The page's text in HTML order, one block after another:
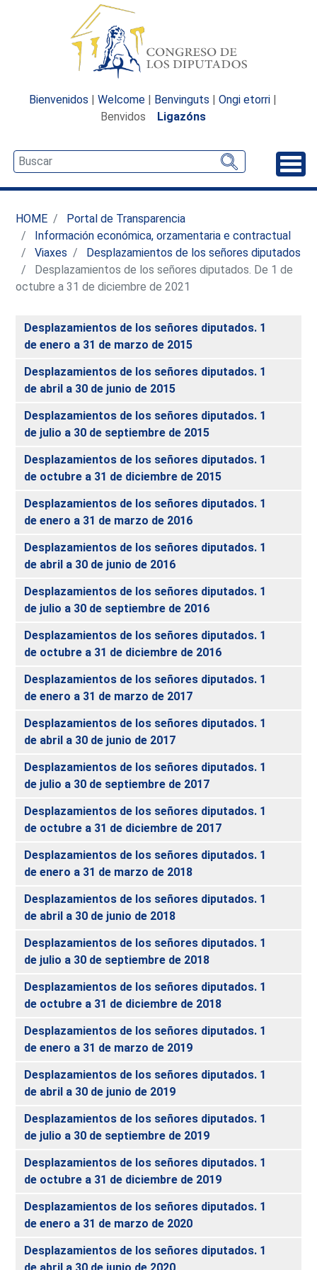
Bienvenidos | Welcome | Benvinguts | Ongi etorri |
Benvidos Ligazóns
HOME
Portal de Transparencia
Información económica, orzamentaria e contractual
Viaxes
Desplazamientos de los señores diputados
Desplazamientos de los señores diputados. De 1 de
octubre a 31 de diciembre de 2021
Desplazamientos de los señores diputados. 1
de enero a 31 de marzo de 2015
Desplazamientos de los señores diputados. 1
de abril a 30 de junio de 2015
Desplazamientos de los señores diputados. 1
de julio a 30 de septiembre de 2015
Desplazamientos de los señores diputados. 1
de octubre a 31 de diciembre de 2015
Desplazamientos de los señores diputados. 1
de enero a 31 de marzo de 2016
Desplazamientos de los señores diputados. 1
de abril a 30 de junio de 2016
Desplazamientos de los señores diputados. 1
de julio a 30 de septiembre de 2016
Desplazamientos de los señores diputados. 1
de octubre a 31 de diciembre de 2016
Desplazamientos de los señores diputados. 1
de enero a 31 de marzo de 2017
Desplazamientos de los señores diputados. 1
de abril a 30 de junio de 2017
Desplazamientos de los señores diputados. 1
de julio a 30 de septiembre de 2017
Desplazamientos de los señores diputados. 1
de octubre a 31 de diciembre de 2017
Desplazamientos de los señores diputados. 1
de enero a 31 de marzo de 2018
Desplazamientos de los señores diputados. 1
de abril a 30 de junio de 2018
Desplazamientos de los señores diputados. 1
de julio a 30 de septiembre de 2018
Desplazamientos de los señores diputados. 1
de octubre a 31 de diciembre de 2018
Desplazamientos de los señores diputados. 1
de enero a 31 de marzo de 2019
Desplazamientos de los señores diputados. 1
de abril a 30 de junio de 2019
Desplazamientos de los señores diputados. 1
de julio a 30 de septiembre de 2019
Desplazamientos de los señores diputados. 1
de octubre a 31 de diciembre de 2019
Desplazamientos de los señores diputados. 1
de enero a 31 de marzo de 2020
Desplazamientos de los señores diputados. 1
de abril a 30 de junio de 2020